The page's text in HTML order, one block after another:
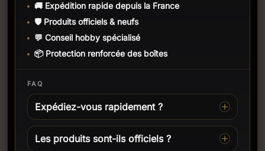
🚚 Expédition rapide depuis la France
🛡️ Produits officiels & neufs
💬 Conseil hobby spécialisé
📦 Protection renforcée des boîtes
FAQ
Expédiez-vous rapidement ?
Les produits sont-ils officiels ?